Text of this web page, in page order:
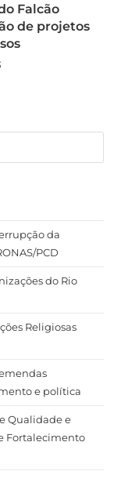
Falcão
de projetos
da
PCD
do Rio
Religiosas
e política
Qualidade e
Fortalecimento